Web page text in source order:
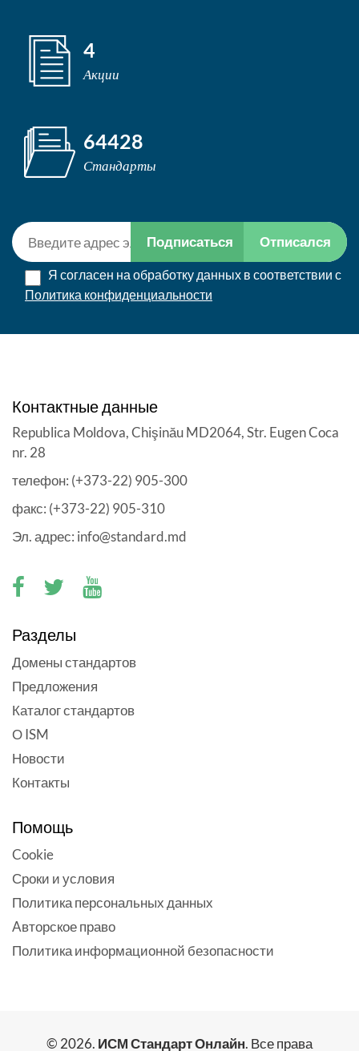
4
Акции
64428
Стандарты
Подписаться Отписался
Я согласен на обработку данных в соответствии с
Политика конфиденциальности
Контактные данные
Republica Moldova, Chişinău MD2064, Str. Eugen Coca
nr. 28
телефон: (+373-22) 905-300
факс: (+373-22) 905-310
Эл. адрес: info@standard.md
Разделы
Домены стандартов
Предложения
Каталог стандартов
О ISM
Новости
Контакты
Помощь
Cookie
Сроки и условия
Политика персональных данных
Aвторское право
Политика информационной безопасности
© 2026. ИСМ Стандарт Онлайн. Все права